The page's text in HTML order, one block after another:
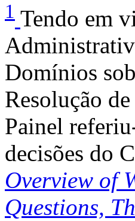
1 Tendo em
Domínios
Resolução
Painel
decisões do
Overview of
Questions,